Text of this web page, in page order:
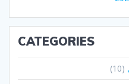
CATEGORIES
(10)